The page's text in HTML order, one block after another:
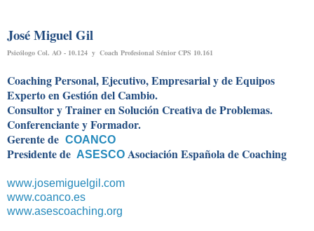
José Miguel Gil
Psicólogo Col. AO - 10.124 y Coach Profesional Sénior CPS 10.161
Coaching Personal, Ejecutivo, Empresarial y de Equipos
Experto en Gestión del Cambio.
Consultor y Trainer en Solución Creativa de Problemas.
Conferenciante y Formador.
Gerente de COANCO
Presidente de ASESCO Asociación Española de Coaching
www.josemiguelgil.com
www.coanco.es
www.asescoaching.org